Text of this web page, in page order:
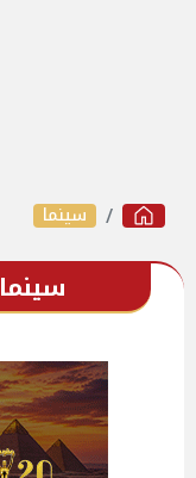
سينما
سينما